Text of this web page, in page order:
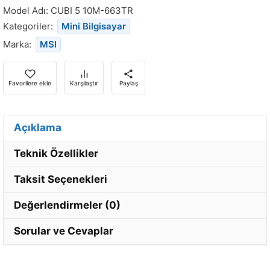
ürün
stoğa
döndüğünde
bildirim
almak
için
e-
adresinizi
girin.
Model Adı: CUBI 5 10M-663TR
Kategoriler:
Mini Bilgisayar
Marka:
MSI
Favorilere ekle Karşılaştır Paylaş
Açıklama
Teknik Özellikler
Taksit Seçenekleri
Değerlendirmeler (0)
Sorular ve Cevaplar